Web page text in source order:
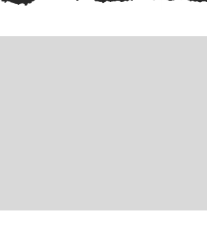
a pesar del boicot contra
la desaparición del